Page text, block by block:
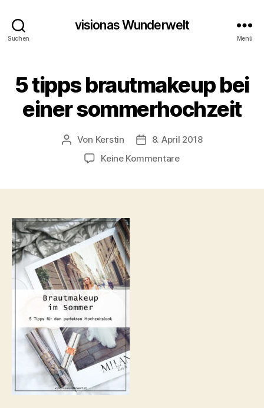
Suchen
visionas Wunderwelt
Menü
5 tipps brautmakeup bei
einer sommerhochzeit
Beitragsautor
Von Kerstin Beitragsdatum
8. April 2018
Keine Kommentarezu